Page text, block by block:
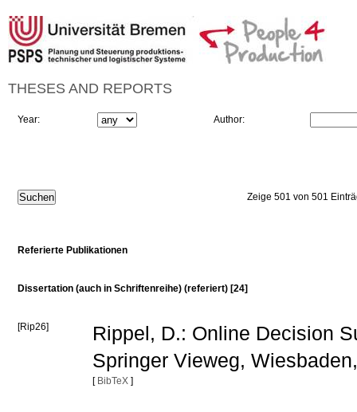
THESES AND REPORTS
Year: Author:
Zeige 501 von 501
Referierte Publikationen
Dissertation (auch in Schriftenreihe) (referiert) [24]
[Rip26]
Rippel, D.: Online Decision
Springer Vieweg,
[ BibTeX ]